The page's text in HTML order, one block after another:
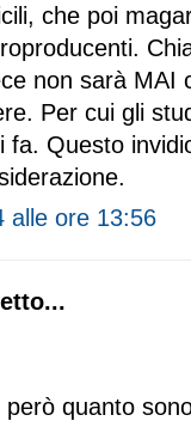
che poi
non sarà MAI
Per cui gli
fa. Questo
alle ore 13:56
però quanto